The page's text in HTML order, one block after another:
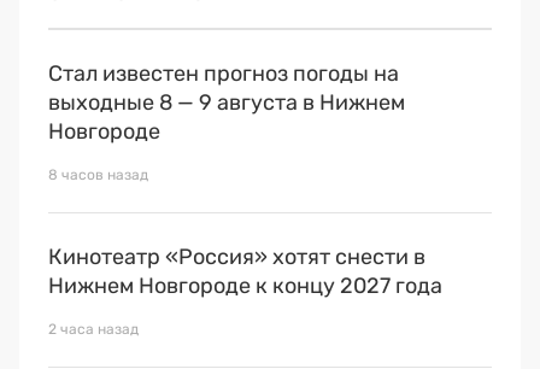
Стал известен прогноз погоды на
выходные 8 — 9 августа в Нижнем
Новгороде
8 часов назад
Кинотеатр «Россия» хотят снести в
Нижнем Новгороде к концу 2027 года
2 часа назад